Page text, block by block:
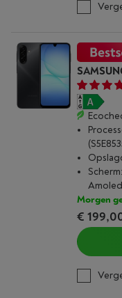
Amoled
Morgen
€